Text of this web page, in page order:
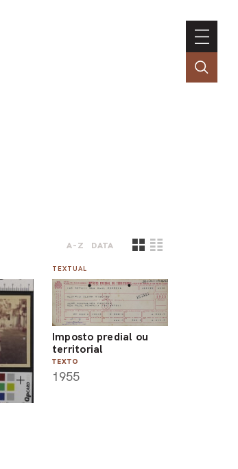
A-Z DATA
TEXTUAL
Imposto predial ou
territorial
TEXTO
1955